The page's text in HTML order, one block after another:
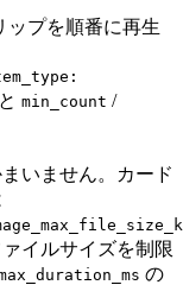
ップを順番に再生
と min_count /
いません。カード
イルサイズを制限
の